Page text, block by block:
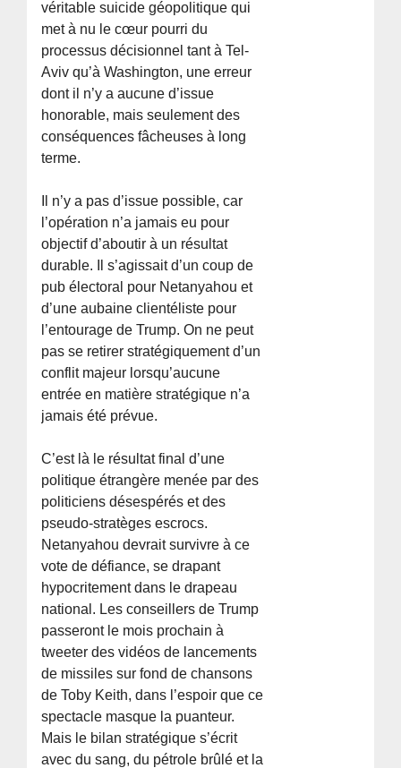
véritable suicide géopolitique qui
met à nu le cœur pourri du
processus décisionnel tant à Tel-
Aviv qu’à Washington, une erreur
dont il n’y a aucune d’issue
honorable, mais seulement des
conséquences fâcheuses à long
terme.
Il n’y a pas d’issue possible, car
l’opération n’a jamais eu pour
objectif d’aboutir à un résultat
durable. Il s’agissait d’un coup de
pub électoral pour Netanyahou et
d’une aubaine clientéliste pour
l’entourage de Trump. On ne peut
pas se retirer stratégiquement d’un
conflit majeur lorsqu’aucune
entrée en matière stratégique n’a
jamais été prévue.
C’est là le résultat final d’une
politique étrangère menée par des
politiciens désespérés et des
pseudo-stratèges escrocs.
Netanyahou devrait survivre à ce
vote de défiance, se drapant
hypocritement dans le drapeau
national. Les conseillers de Trump
passeront le mois prochain à
tweeter des vidéos de lancements
de missiles sur fond de chansons
de Toby Keith, dans l’espoir que ce
spectacle masque la puanteur.
Mais le bilan stratégique s’écrit
avec du sang, du pétrole brûlé et la